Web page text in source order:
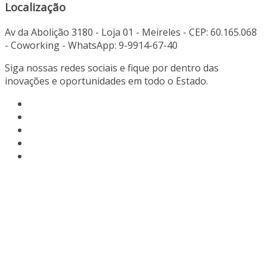
Localização
Av da Abolição 3180 - Loja 01 - Meireles - CEP: 60.165.068
- Coworking - WhatsApp: 9-9914-67-40
Siga nossas redes sociais e fique por dentro das
inovações e oportunidades em todo o Estado.